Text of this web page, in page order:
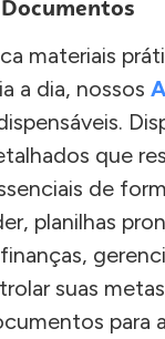
materiais
a dia, nossos
que
de
planilhas
suas
para